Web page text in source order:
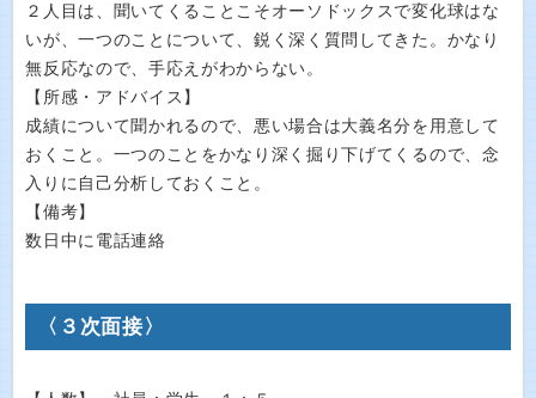
２人目は、聞いてくることこそオーソドックスで変化球はな
いが、一つのことについて、鋭く深く質問してきた。かなり
無反応なので、手応えがわからない。
【所感・アドバイス】
成績について聞かれるので、悪い場合は大義名分を用意して
おくこと。一つのことをかなり深く掘り下げてくるので、念
入りに自己分析しておくこと。
【備考】
数日中に電話連絡
〈３次面接〉